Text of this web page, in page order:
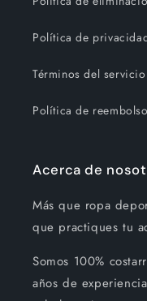
Política de
Términos del servicio
Política de reembolso
Acerca de
Más que ropa
que practiques tu
Somos 100%
años de